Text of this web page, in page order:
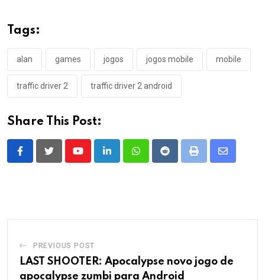
Tags:
alan games jogos jogos mobile mobile
traffic driver 2 traffic driver 2 android
Share This Post:
YoutubeLinkedInWhatsappRedditPrint
Share
PREVIOUS POST
LAST SHOOTER: Apocalypse novo jogo de
apocalypse zumbi para Android